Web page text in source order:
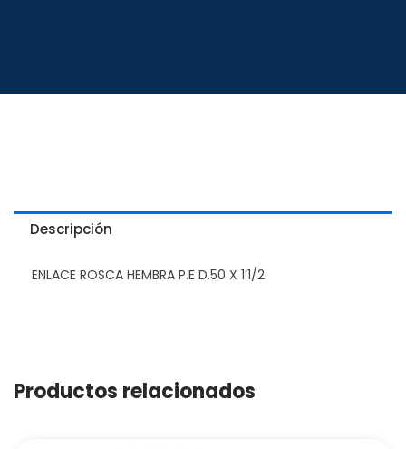
Descripción
ENLACE ROSCA HEMBRA P.E D.50 X 1’1/2
Productos relacionados